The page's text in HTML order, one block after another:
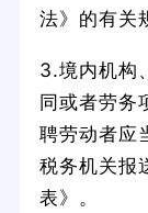
法》的有关
3.境内机构
同或者劳务
聘劳动者应
税务机关报
表》。